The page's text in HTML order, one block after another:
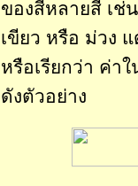
ของสีหลายสี เช่
เขียว หรือ ม่วง
หรือเรียกว่า ค่า
ดังตัวอย่าง